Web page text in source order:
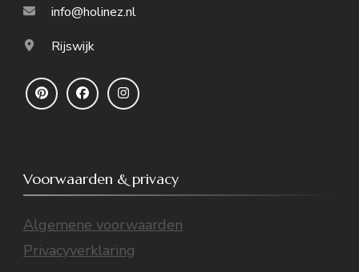
info@holinez.nl
Rijswijk
Voorwaarden & privacy
Algemene voorwaarden
Privacyverklaring